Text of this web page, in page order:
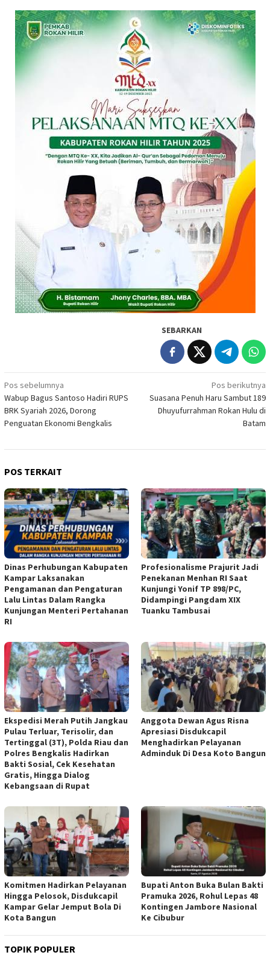
SEBARKAN
Navigasi
pos
Pos sebelumnya
Wabup Bagus Santoso Hadiri RUPS
BRK Syariah 2026, Dorong
Penguatan Ekonomi Bengkalis
Pos berikutnya
Suasana Penuh Haru Sambut 189
Dhuyufurrahman Rokan Hulu di
Batam
POS TERKAIT
Dinas Perhubungan Kabupaten
Kampar Laksanakan
Pengamanan dan Pengaturan
Lalu Lintas Dalam Rangka
Kunjungan Menteri Pertahanan
RI
Profesionalisme Prajurit Jadi
Penekanan Menhan RI Saat
Kunjungi Yonif TP 898/PC,
Didampingi Pangdam XIX
Tuanku Tambusai
Ekspedisi Merah Putih Jangkau
Pulau Terluar, Terisolir, dan
Tertinggal (3T), Polda Riau dan
Polres Bengkalis Hadirkan
Bakti Sosial, Cek Kesehatan
Gratis, Hingga Dialog
Kebangsaan di Rupat
Anggota Dewan Agus Risna
Apresiasi Disdukcapil
Menghadirkan Pelayanan
Adminduk Di Desa Koto Bangun
Komitmen Hadirkan Pelayanan
Hingga Pelosok, Disdukcapil
Kampar Gelar Jemput Bola Di
Kota Bangun
Bupati Anton Buka Bulan Bakti
Pramuka 2026, Rohul Lepas 48
Kontingen Jambore Nasional
Ke Cibubur
TOPIK POPULER